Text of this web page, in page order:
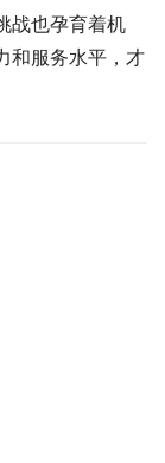
战也孕育着机
和服务水平，才